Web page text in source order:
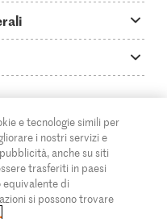
e tecnologie simili per
i nostri servizi e
anche su siti
trasferiti in paesi
di
si possono trovare